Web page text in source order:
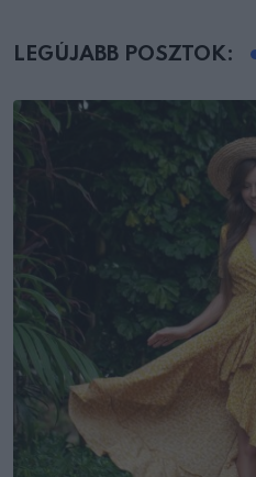
LEGÚJABB POSZTOK: